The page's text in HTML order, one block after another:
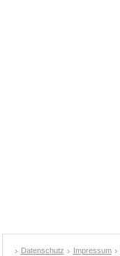
Datenschutz Impressum